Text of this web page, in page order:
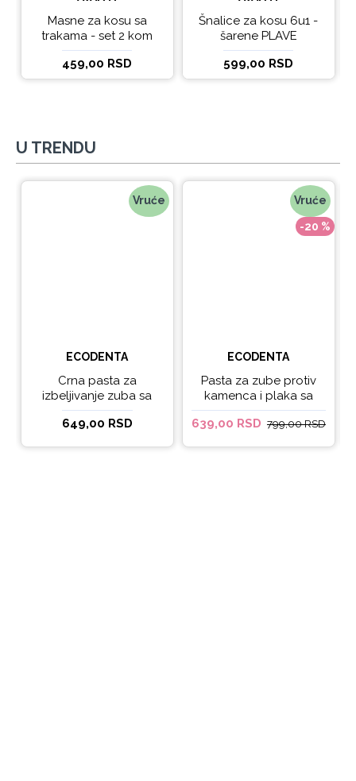
Masne za kosu sa
trakama - set 2 kom
459,00 RSD
Šnalice za kosu 6u1 -
šarene PLAVE
599,00 RSD
U TRENDU
Vruće
ECODENTA
Crna pasta za
izbeljivanje zuba sa
ukusom narandže
Ecodenta 100 ml
649,00 RSD
Vruće
-20 %
ECODENTA
Pasta za zube protiv
kamenca i plaka sa
kokosovim uljem
Ecodenta ORGANIC
639,00 RSD 799,00 RSD